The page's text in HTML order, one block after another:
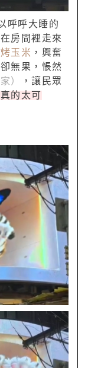
呼呼大睡的
房間裡走來
玉米 ，興奮
無果，悵然
）
，讓民眾
的太可